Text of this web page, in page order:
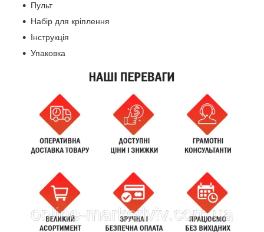
Пульт
Набір для кріплення
Інструкція
Упаковка